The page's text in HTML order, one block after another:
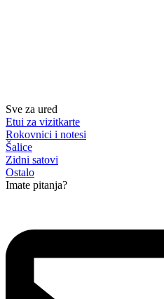
Sve za ured
Etui za vizitkarte
Rokovnici i notesi
Šalice
Zidni satovi
Ostalo
Imate pitanja?